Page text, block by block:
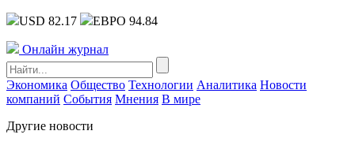
USD 82.17 ЕВРО 94.84
Онлайн журнал
Экономика Общество Технологии Аналитика Новости
компаний События Мнения В мире
Другие новости